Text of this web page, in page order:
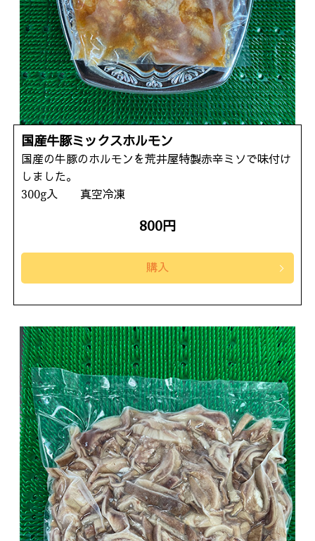
国産牛豚ミックスホルモン
国産の牛豚のホルモンを荒井屋特製赤辛ミソで味付け
しました。
300g入 真空冷凍
800円
購入